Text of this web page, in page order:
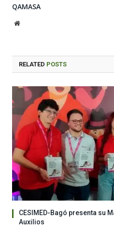
QAMASA
Website
RELATED POSTS
CESIMED-Bagó presenta su
Auxilios